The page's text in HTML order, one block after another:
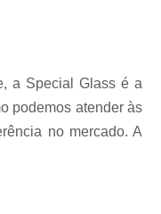
de Vidraria Calibrada
de Vidraria de Precisão
Química
a Special Glass é a
podemos atender às
no mercado. A